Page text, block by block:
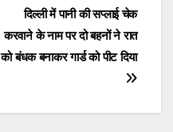
दिल्ली में पानी की सप्लाई चेक
करवाने के नाम पर दो बहनों ने रात
को बंधक बनाकर गार्ड को पीट दिया